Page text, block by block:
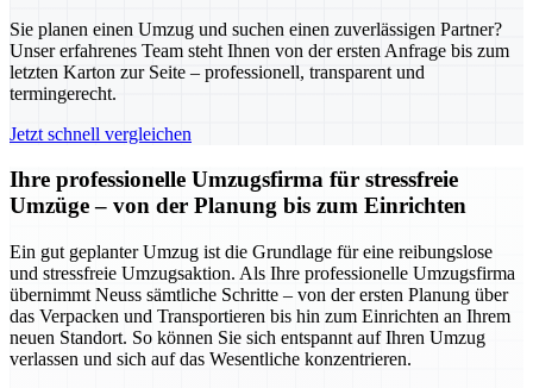
Sie planen einen Umzug und suchen einen zuverlässigen Partner?
Unser erfahrenes Team steht Ihnen von der ersten Anfrage bis zum
letzten Karton zur Seite – professionell, transparent und
termingerecht.
Jetzt schnell vergleichen
Ihre professionelle Umzugsfirma für stressfreie
Umzüge – von der Planung bis zum Einrichten
Ein gut geplanter Umzug ist die Grundlage für eine reibungslose
und stressfreie Umzugsaktion. Als Ihre professionelle Umzugsfirma
übernimmt Neuss sämtliche Schritte – von der ersten Planung über
das Verpacken und Transportieren bis hin zum Einrichten an Ihrem
neuen Standort. So können Sie sich entspannt auf Ihren Umzug
verlassen und sich auf das Wesentliche konzentrieren.